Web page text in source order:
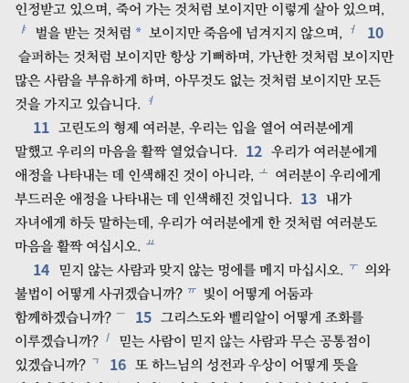
인정받고 있으며, 죽어 가는 것처럼 보이지만 이렇게 살아 있으며,
ㅑ 벌을 받는 것처럼 * 보이지만 죽음에 넘겨지지 않으며, ㅓ 10
슬퍼하는 것처럼 보이지만 항상 기뻐하며, 가난한 것처럼 보이지만
많은 사람을 부유하게 하며, 아무것도 없는 것처럼 보이지만 모든
것을 가지고 있습니다. ㅕ
11 고린도의 형제 여러분, 우리는 입을 열어 여러분에게
말했고 우리의 마음을 활짝 열었습니다. 12 우리가 여러분에게
애정을 나타내는 데 인색해진 것이 아니라, ㅗ 여러분이 우리에게
부드러운 애정을 나타내는 데 인색해진 것입니다. 13
내가
자녀에게 하듯 말하는데, 우리가 여러분에게 한 것처럼 여러분도
마음을 활짝 여십시오. ㅛ
14 믿지 않는 사람과 맞지 않는 멍에를 메지 마십시오. ㅜ 의와
불법이 어떻게 사귀겠습니까? ㅠ 빛이 어떻게 어둠과
함께하겠습니까? ㅡ 15 그리스도와 벨리알이 어떻게 조화를
이루겠습니까? ㅣ
믿는 사람이 믿지 않는 사람과 무슨 공통점이
있겠습니까? ㄱ 16 또 하느님의 성전과 우상이 어떻게 뜻을